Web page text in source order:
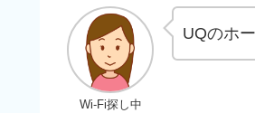
Wi-Fi探し中
UQのホ